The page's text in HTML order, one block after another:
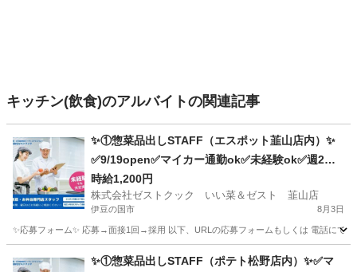
キッチン(飲食)のアルバイトの関連記事
✨①惣菜品出しSTAFF（エスポット韮山店内）✨
✅9/19open✅マイカー通勤ok✅未経験ok✅週2～o
k
時給1,200円
株式会社ゼストクック いい菜＆ゼスト 韮山店
伊豆の国市 8月3日
✨応募フォーム✨ 応募→面接1回→採用 以下、URLの応募フォームもしくは 電話にて
伊豆の国市 キッチン
✨①惣菜品出しSTAFF（ポテト松野店内）✨✅マ